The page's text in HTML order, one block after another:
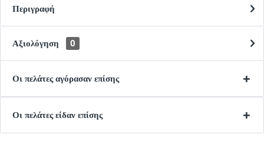
Περιγραφή
Αξιολόγηση 0
Οι πελάτες αγόρασαν επίσης
Οι πελάτες είδαν επίσης